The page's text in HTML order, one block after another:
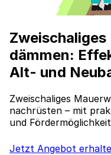
dämmen:
Alt- und
Zweischaliges
nachrüsten – mit
und
Jetzt Angebot